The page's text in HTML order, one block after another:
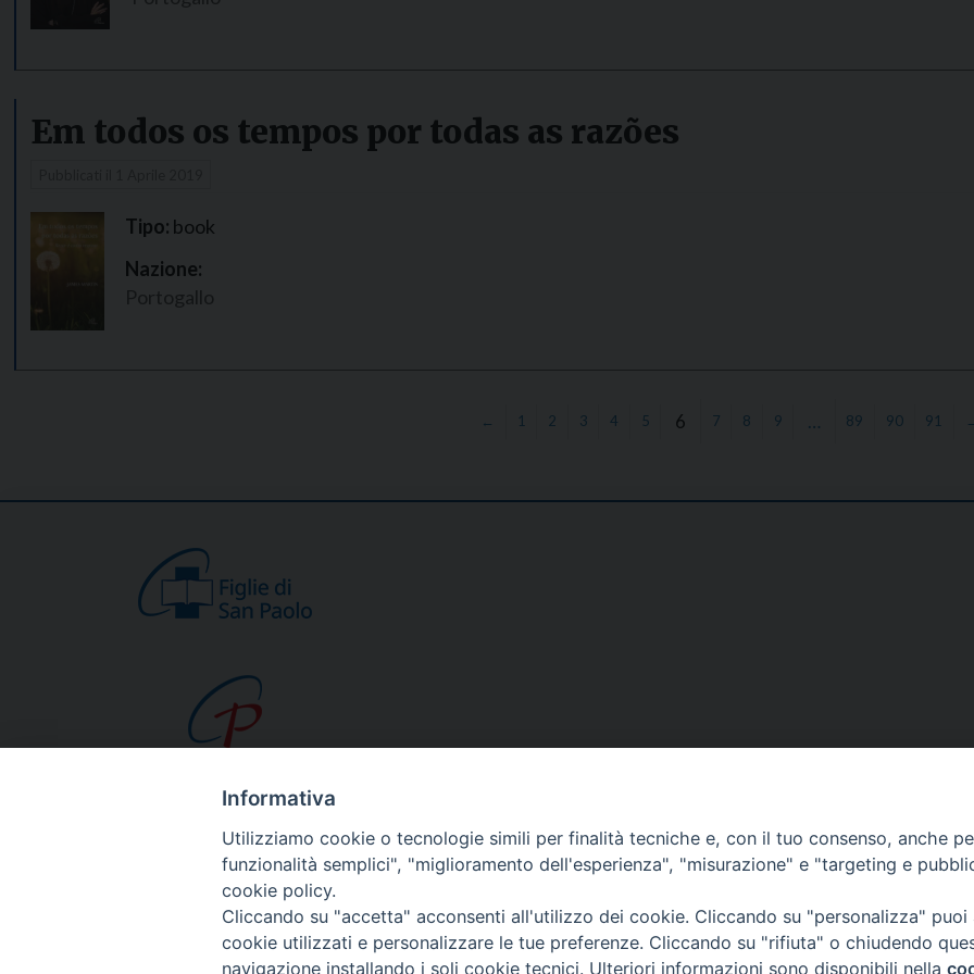
Em todos os tempos por todas as razões
Tipo: book
Nazione:
← 1 2 3 4 5 6 7 8 9 … 89 90 91
CHI SIAMO
Beato Giacomo Alberione
Spiritualità Paolina
Missione Paolina
DOVE SIAMO
Siti web Paoline
Notizie di vita paolina
Notizie in breve
Informativa
Utilizziamo cookie o tecnologie simili per finalità tecniche e, con il tuo consenso, anche
funzionalità semplici", "miglioramento dell'esperienza", "misurazione" e "targeting e
cookie policy.
Cliccando su "accetta" acconsenti all'utilizzo dei cookie. Cliccando su "personalizza"
cookie utilizzati e personalizzare le tue preferenze. Cliccando su "rifiuta" o chiudendo
navigazione installando i soli cookie tecnici. Ulteriori informazioni sono disponibili nella